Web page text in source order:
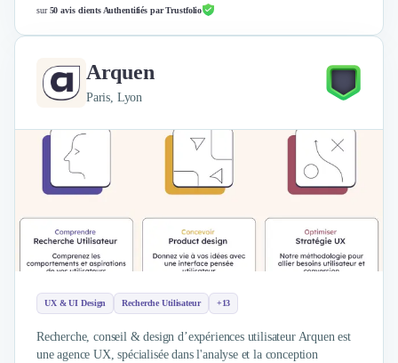
sur50 avis clients Authentifiés par Trustfolio
Arquen
Paris, Lyon
UX & UI Design Recherche Utilisateur +13
Recherche, conseil & design d’expériences utilisateur Arquen est
une agence UX, spécialisée dans l'analyse et la conception